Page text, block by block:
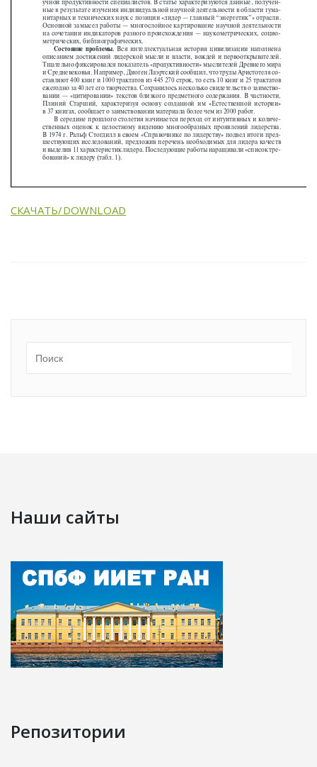
СКАЧАТЬ/DOWNLOAD
Наши сайты
Репозитории